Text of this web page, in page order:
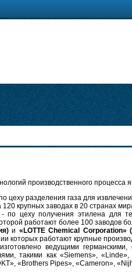
производственного процесса
цеху разделения газа для
крупных заводах в 20 странах
- по цеху получения этилена для
работают более 100 заводов
и «LOTTE Chemical Corporation»
которых работают крупные
ведущими
такими как «Siemens»,
«Brothers Pipes», «Cameron»,